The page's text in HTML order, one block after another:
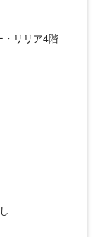
・リリア4階
し